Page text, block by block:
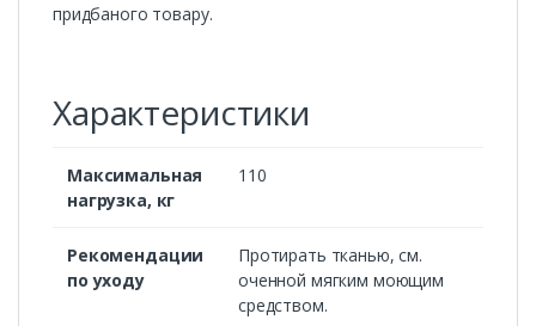
придбаного товару.
Характеристики
Максимальная
нагрузка, кг
110
Рекомендации
по уходу
Протирать тканью, см.
оченной мягким моющим
средством.